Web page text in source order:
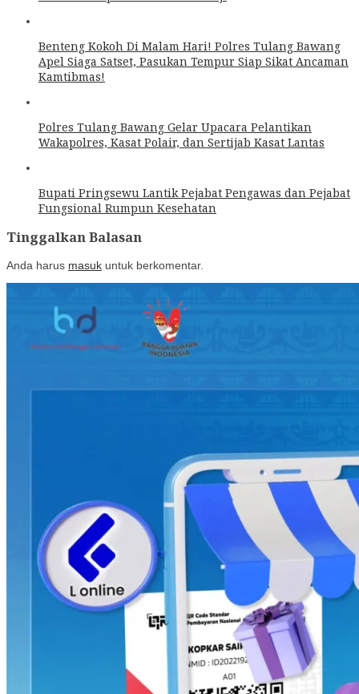
Benteng Kokoh Di Malam Hari! Polres Tulang Bawang
Apel Siaga Satset, Pasukan Tempur Siap Sikat Ancaman
Kamtibmas!
Polres Tulang Bawang Gelar Upacara Pelantikan
Wakapolres, Kasat Polair, dan Sertijab Kasat Lantas
Bupati Pringsewu Lantik Pejabat Pengawas dan Pejabat
Fungsional Rumpun Kesehatan
Tinggalkan Balasan
Anda harus masuk untuk berkomentar.